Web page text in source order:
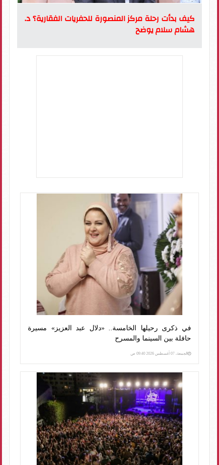
كيف بدأت رحلة مركز المنصورة للحفريات الفقارية؟ د.
هشام سلام يوضح
في ذكرى رحيلها الخامسة.. «دلال عبد العزيز» مسيرة
حافلة بين السينما والمسرح
الجمعة، 07 أغسطس 2026 09:40 ص